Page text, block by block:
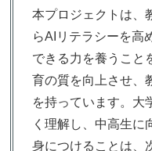
本プロジェクトは、
らAIリテラシーを高
できる力を養うこと
育の質を向上させ、
を持っています。大
く理解し、中高生に
身につけることは、